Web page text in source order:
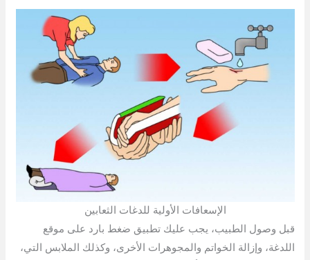
الإسعافات الأولية للدغات الثعابين
قبل وصول الطبيب، يجب عليك تطبيق ضغط بارد على موقع
اللدغة، وإزالة الخواتم والمجوهرات الأخرى، وكذلك الملابس التي،